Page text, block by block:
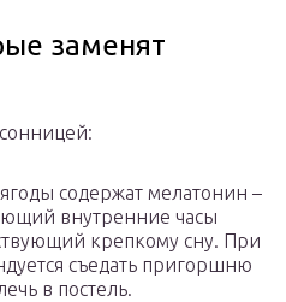
заменят
содержат мелатонин –
внутренние часы
крепкому сну. При
съедать пригоршню
в постель.